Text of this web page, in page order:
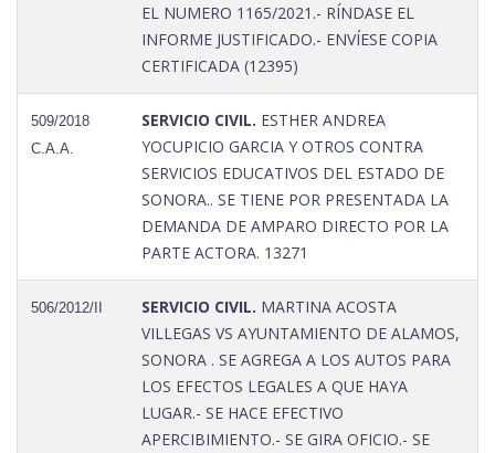
EL NUMERO 1165/2021.- RÍNDASE EL
INFORME JUSTIFICADO.- ENVÍESE COPIA
CERTIFICADA (12395)
509/2018
C.A.A.
SERVICIO CIVIL. ESTHER ANDREA
YOCUPICIO GARCIA Y OTROS CONTRA
SERVICIOS EDUCATIVOS DEL ESTADO DE
SONORA.. SE TIENE POR PRESENTADA LA
DEMANDA DE AMPARO DIRECTO POR LA
PARTE ACTORA. 13271
506/2012/II SERVICIO CIVIL. MARTINA ACOSTA
VILLEGAS VS AYUNTAMIENTO DE ALAMOS,
SONORA . SE AGREGA A LOS AUTOS PARA
LOS EFECTOS LEGALES A QUE HAYA
LUGAR.- SE HACE EFECTIVO
APERCIBIMIENTO.- SE GIRA OFICIO.- SE